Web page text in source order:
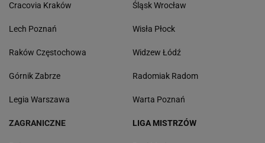
Cracovia Kraków
Lech Poznań
Raków Częstochowa
Górnik Zabrze
Legia Warszawa
Śląsk Wrocław
Wisła Płock
Widzew Łódź
Radomiak Radom
Warta Poznań
ZAGRANICZNE LIGA MISTRZÓW